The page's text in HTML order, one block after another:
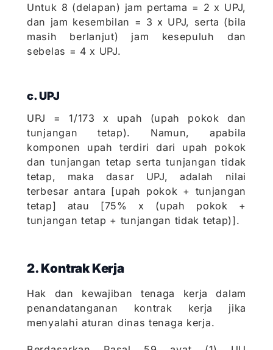
Untuk 8 (delapan) jam pertama = 2 x UPJ,
dan jam kesembilan = 3 x UPJ, serta (bila
masih berlanjut) jam kesepuluh dan
sebelas = 4 x UPJ.
c. UPJ
UPJ = 1/173 x upah (upah pokok dan
tunjangan tetap). Namun, apabila
komponen upah terdiri dari upah pokok
dan tunjangan tetap serta tunjangan tidak
tetap, maka dasar UPJ, adalah nilai
terbesar antara [upah pokok + tunjangan
tetap] atau [75% x (upah pokok +
tunjangan tetap + tunjangan tidak tetap)].
2. Kontrak Kerja
Hak dan kewajiban tenaga kerja dalam
penandatanganan kontrak kerja jika
menyalahi aturan dinas tenaga kerja.